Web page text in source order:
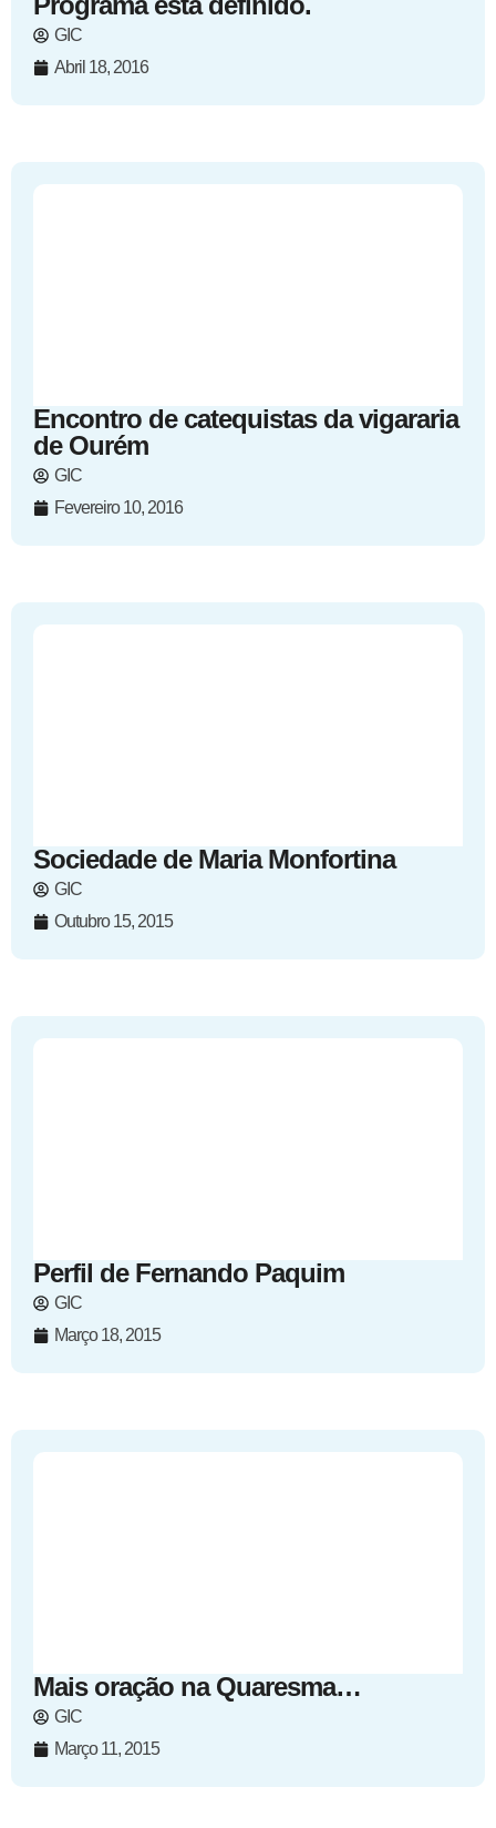
GIC
Abril 18, 2016
Encontro de catequistas da vigararia
de Ourém
GIC
Fevereiro 10, 2016
Sociedade de Maria Monfortina
GIC
Outubro 15, 2015
Perfil de Fernando Paquim
GIC
Março 18, 2015
Mais oração na Quaresma…
GIC
Março 11, 2015